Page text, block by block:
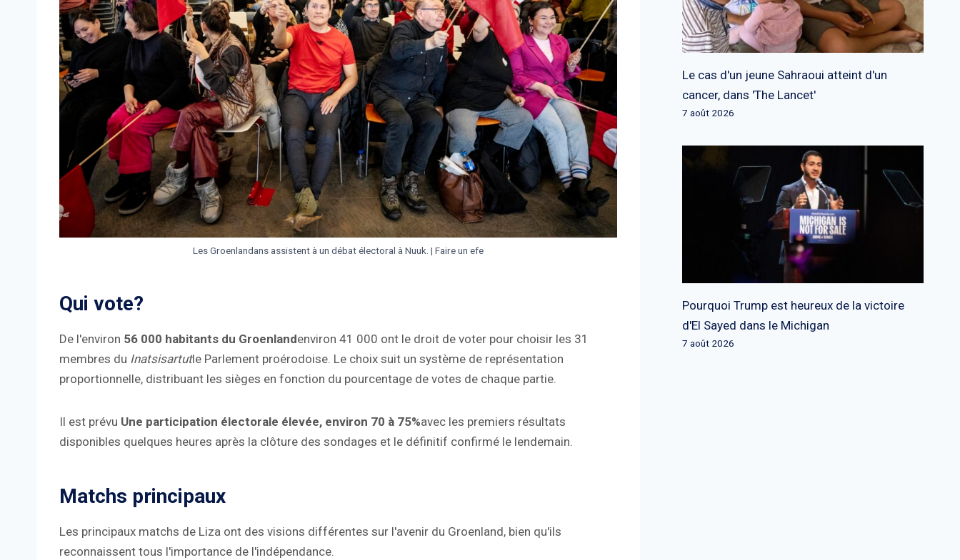
Les Groenlandans assistent à un débat électoral à Nuuk. | Faire un efe
Qui vote?
De l'environ 56 000 habitants du Groenlandenviron 41 000 ont le droit de voter pour choisir les 31
membres du Inatsisartutle Parlement proérodoise. Le choix suit un système de représentation
proportionnelle, distribuant les sièges en fonction du pourcentage de votes de chaque partie.
Il est prévu Une participation électorale élevée, environ 70 à 75%avec les premiers résultats
disponibles quelques heures après la clôture des sondages et le définitif confirmé le lendemain.
Matchs principaux
Les principaux matchs de Liza ont des visions différentes sur l'avenir du Groenland, bien qu'ils
reconnaissent tous l'importance de l'indépendance.
Le cas d'un jeune Sahraoui atteint d'un
cancer, dans 'The Lancet'
7 août 2026
Pourquoi Trump est heureux de la victoire
d'El Sayed dans le Michigan
7 août 2026